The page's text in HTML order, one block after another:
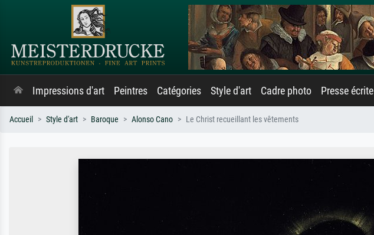
Impressions d'art Peintres Catégories Style d'art Cadre photo Presse écrite
Accueil Style d'art Baroque Alonso Cano Le Christ recueillant les vêtements